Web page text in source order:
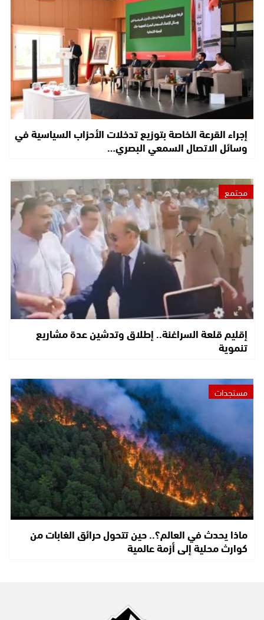
إجراء القرعة الخاصة بتوزيع تدخلات الأحزاب السياسية في
وسائل الاتصال السمعي البصري…
مجتمع
إقليم قلعة السراغنة.. إطلاق وتدشين عدة مشاريع
تنموية
مستجدات
ماذا يحدث في العالم؟.. حين تتحول حرائق الغابات من
كوارث محلية إلى أزمة عالمية